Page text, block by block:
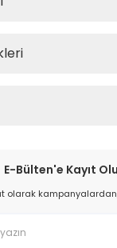
E-Bülten'e Kayıt
olarak